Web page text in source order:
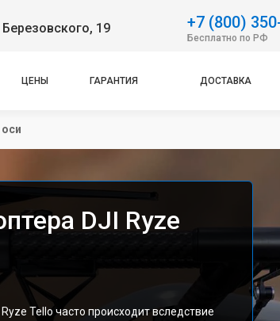
19 +7 (800)
Бесплатно по РФ
ЦЕНЫ ГАРАНТИЯ ДОСТАВКА
DJI Ryze
Tello часто происходит вследствие